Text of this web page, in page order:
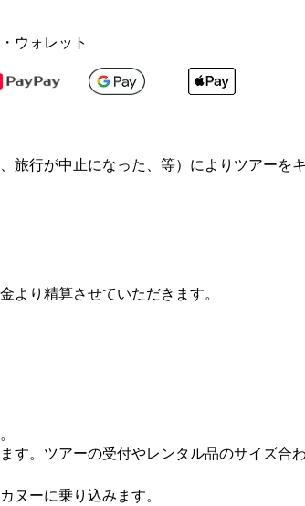
ウォレット
旅行が中止になった、等）によりツアー
より精算させていただきます。
す。ツアーの受付やレンタル品のサイズ合
ヌーに乗り込みます。